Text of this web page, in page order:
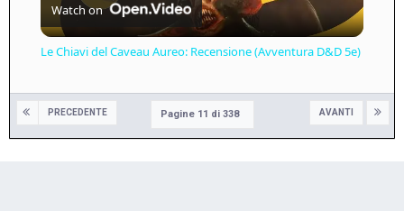
Video
Watch on
Le Chiavi del Caveau Aureo: Recensione (Avventura D&D 5e)
PRECEDENTE AVANTI
Pagine 11 di 338